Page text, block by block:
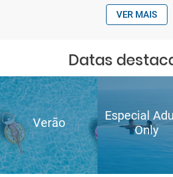
VER MAIS
Datas
Verão
Especial
Only